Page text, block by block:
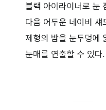
블랙 아이라이너로 눈
다음 어두운 네이비
제형의 밤을 눈두덩에
눈매를 연출할 수 있다